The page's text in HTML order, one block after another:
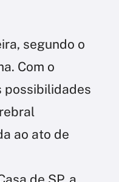
segundo o
Com o
possibilidades
ao ato de
de SP, a